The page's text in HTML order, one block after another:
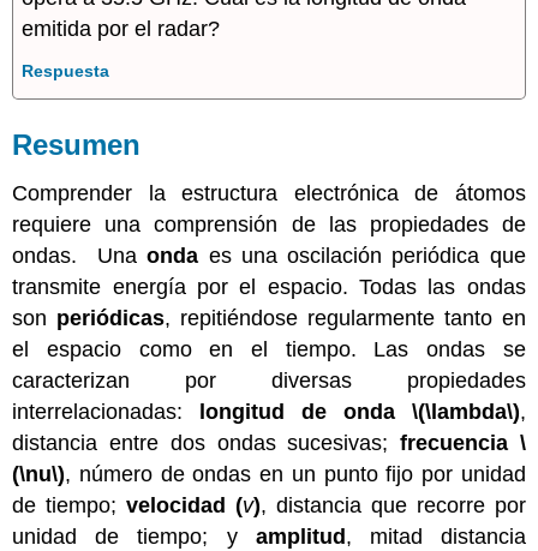
emitida por el radar?
Respuesta
Resumen
Comprender la estructura electrónica de átomos
requiere una comprensión de las propiedades de
ondas. Unaonda es una oscilación periódica que
transmite energía por el espacio. Todas las ondas
son periódicas, repitiéndose regularmente tanto en
el espacio como en el tiempo. Las ondas se
caracterizan por diversas propiedades
interrelacionadas:
longitud de onda \(\lambda\),
distancia entre dos ondas sucesivas; frecuencia \
(\nu\), número de ondas en un punto fijo por unidad
de tiempo;velocidad (v), distancia que recorre por
unidad de tiempo; y amplitud , mitad distancia